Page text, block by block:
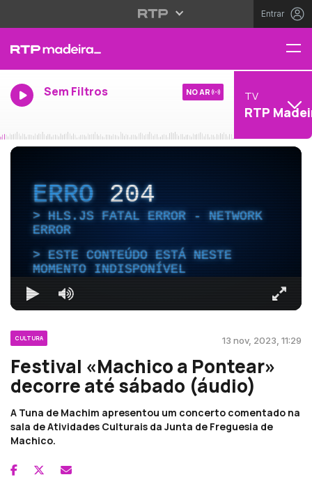
Entrar
Sem Filtros NO AR TV
RTP
ERRO204
HLS.JS FATAL ERROR - NETWORK
ERROR
ESTE CONTEÚDO ESTÁ NESTE
MOMENTO INDISPONÍVEL
CULTURA 13 nov, 2023, 11:29
Festival «Machico a Pontear»
decorre até sábado (áudio)
A Tuna de Machim apresentou um concerto comentado na
sala de Atividades Culturais da Junta de Freguesia de
Machico.